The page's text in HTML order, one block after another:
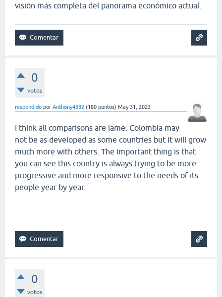
visión más completa del panorama económico actual.
0
votos
respondido por Anthony4382 (180 puntos) May 31, 2023
I think all comparisons are lame. Colombia may
not be as developed as some countries but it will grow
much more with others. The important thing is that
you can see this country is always trying to be more
progressive and more responsive to the needs of its
people year by year.
0
votos